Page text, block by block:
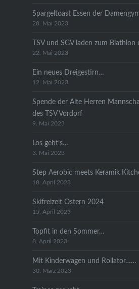
Spargeltoast Essen der
28. Mai 2023
TSV und SGV laden zum Biathlon
22. Mai 2023
Ein neues Dreigestirn…
12. Mai 2023
Spende der Alte Herren
des TSV Vordorf
9. Mai 2023
Los geht’s…
3. Mai 2023
Step Aerobic meets Keramik
18. April 2023
Skifreizeit Ostern 2024
15. April 2023
Topfit in den Sommer…
8. April 2023
Mit Kinderwagen und Rollator……
30. März 2023